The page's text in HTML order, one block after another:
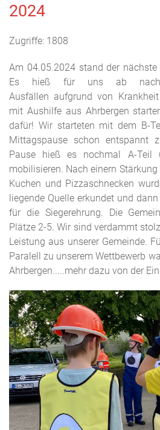
2024
Zugriffe: 1808
Am 04.05.2024 stand der nächste
Es hieß für uns ab nach
Ausfällen aufgrund von
mit Aushilfe aus Ahrbergen
dafür! Wir starteten mit dem B-
Mittagspause schon entspannt
Pause hieß es nochmal A-Teil
mobilisieren. Nach einern
Kuchen und Pizzaschnecken
liegende Quelle erkundet und
für die Siegerehrung. Die
Plätze 2-5. Wir sind verdammt
Leistung aus unserer Gemeinde.
Paralell zu unserem Wettbewerb
Ahrbergen.....mehr dazu von der